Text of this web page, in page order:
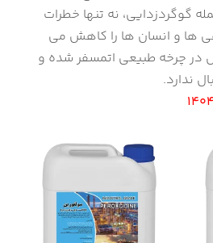
گوگردزدایی، نه تنها خطرات
ها و انسان ها را کاهش می
در چرخه طبیعی اتمسفر شده و
ندارد.